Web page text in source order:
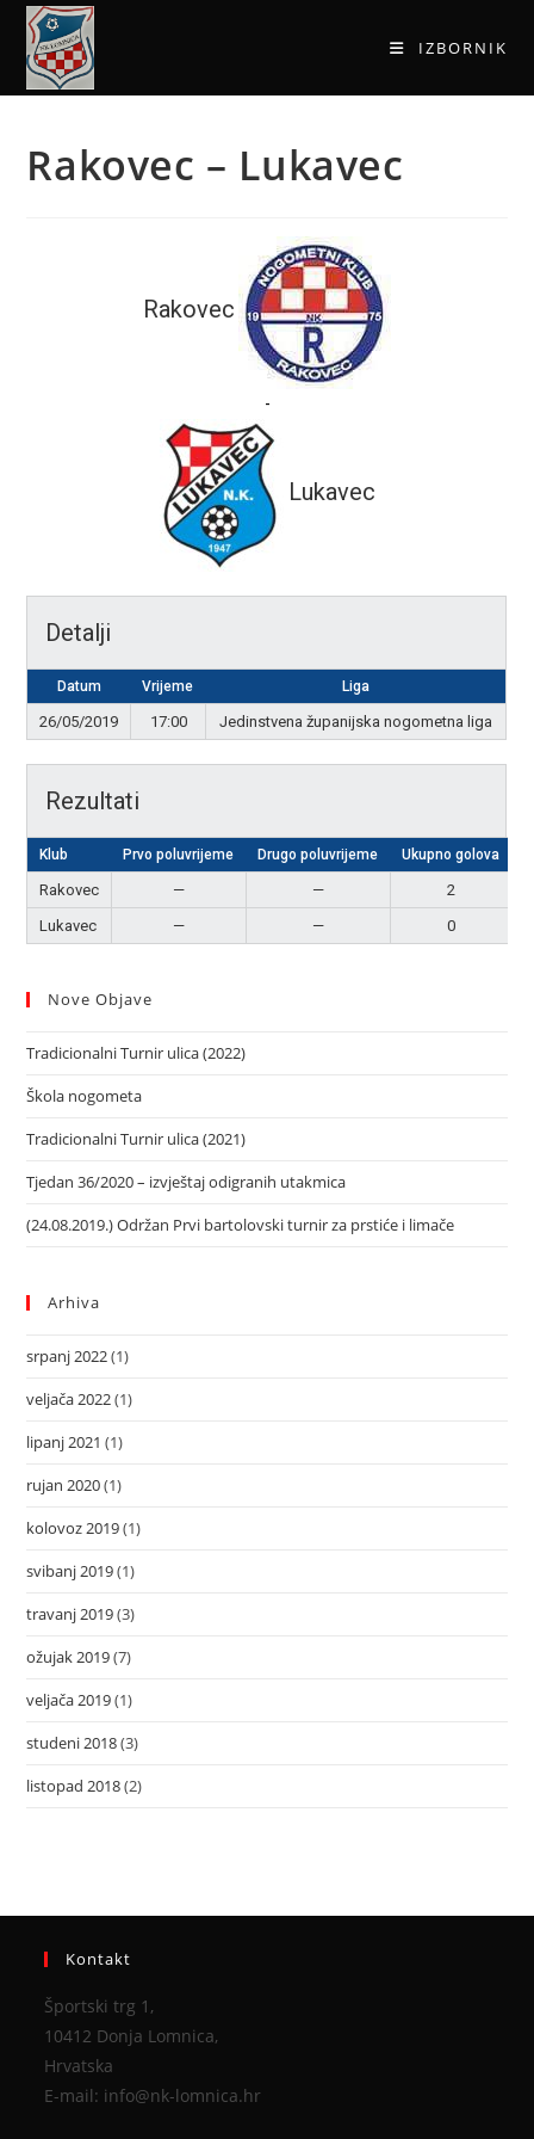
IZBORNIK
Rakovec – Lukavec
Rakovec
-
Lukavec
Detalji
Datum Vrijeme Liga
26/05/2019 17:00 Jedinstvena županijska nogometna liga
Rezultati
Klub Prvo poluvrijeme Drugo poluvrijeme Ukupno golova
Rakovec — — 2
Lukavec
— — 0
Nove Objave
Tradicionalni Turnir ulica (2022)
Škola nogometa
Tradicionalni Turnir ulica (2021)
Tjedan 36/2020 – izvještaj odigranih utakmica
(24.08.2019.) Održan Prvi bartolovski turnir za prstiće i limače
Arhiva
srpanj 2022(1)
veljača 2022(1)
lipanj 2021 (1)
rujan 2020(1)
kolovoz 2019(1)
svibanj 2019(1)
travanj 2019(3)
ožujak 2019(7)
veljača 2019(1)
studeni 2018(3)
listopad 2018(2)
Kontakt
Športski trg 1,
10412 Donja Lomnica,
Hrvatska
E-mail: info@nk-lomnica.hr